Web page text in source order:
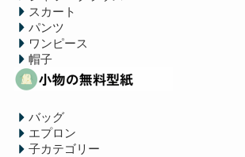
スカート
パンツ
ワンピース
帽子
バッグ
エプロン
子カテゴリー